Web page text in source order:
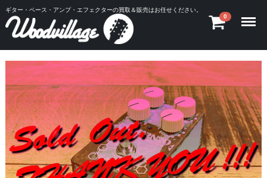
ギター・ベース・アンプ・エフェクターの買取＆販売はお任せください。
0